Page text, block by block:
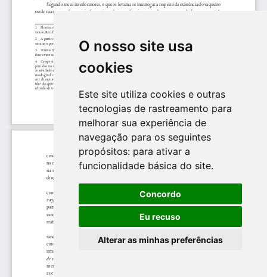
O nosso site usa
cookies
Este site utiliza cookies e outras
tecnologias de rastreamento para
melhorar sua experiência de
navegação para os seguintes
propósitos: para ativar a
funcionalidade básica do site.
Concordo
Eu recuso
Alterar as minhas preferências